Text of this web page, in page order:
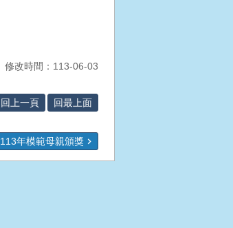
修改時間：113-06-03
回上一頁 回最上面
113年模範母親頒獎